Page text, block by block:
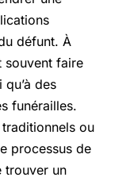
défunt. À
souvent faire
des
funérailles.
ou
processus de
trouver un